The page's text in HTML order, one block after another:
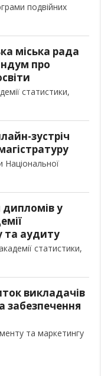
подвійних
міська рада
про
статистики,
зустріч
Національної
дипломів у
та аудиту
статистики,
викладачів
забезпечення
та маркетингу